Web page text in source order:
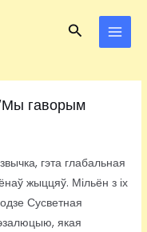
Поиск
гаворым
гэта глабальная
жыццяў. Мільён з іх
Сусветная
якая